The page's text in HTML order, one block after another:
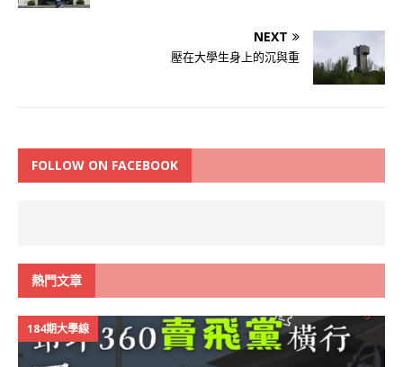
NEXT
壓在大學生身上的沉與重
FOLLOW ON FACEBOOK
熱門文章
184期大學線